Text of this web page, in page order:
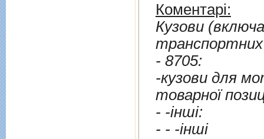
Коментарі:
Кузови
транспортних
- 8705:
-кузови для
товарної
- -iншi:
- - -iншi